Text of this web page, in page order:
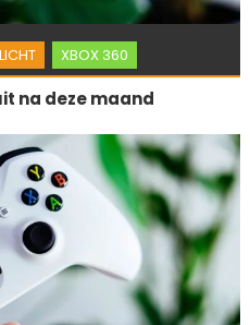
XBOX 360
na deze maand